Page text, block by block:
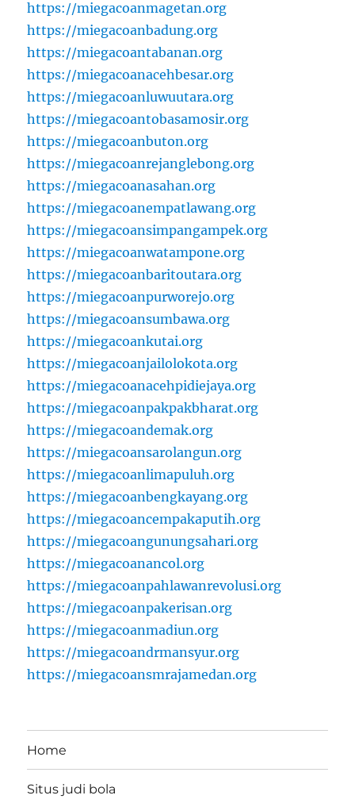
https://miegacoanmagetan.org
https://miegacoanbadung.org
https://miegacoantabanan.org
https://miegacoanacehbesar.org
https://miegacoanluwuutara.org
https://miegacoantobasamosir.org
https://miegacoanbuton.org
https://miegacoanrejanglebong.org
https://miegacoanasahan.org
https://miegacoanempatlawang.org
https://miegacoansimpangampek.org
https://miegacoanwatampone.org
https://miegacoanbaritoutara.org
https://miegacoanpurworejo.org
https://miegacoansumbawa.org
https://miegacoankutai.org
https://miegacoanjailolokota.org
https://miegacoanacehpidiejaya.org
https://miegacoanpakpakbharat.org
https://miegacoandemak.org
https://miegacoansarolangun.org
https://miegacoanlimapuluh.org
https://miegacoanbengkayang.org
https://miegacoancempakaputih.org
https://miegacoangunungsahari.org
https://miegacoanancol.org
https://miegacoanpahlawanrevolusi.org
https://miegacoanpakerisan.org
https://miegacoanmadiun.org
https://miegacoandrmansyur.org
https://miegacoansmrajamedan.org
Home
Situs judi bola